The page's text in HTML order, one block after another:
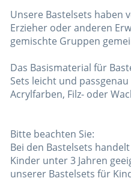
Unsere Bastelsets haben
Erzieher oder anderen
gemischte Gruppen
Das Basismaterial für
Sets leicht und
Acrylfarben, Filz- oder
Bitte beachten Sie:
Bei den Bastelsets
Kinder unter 3 Jahren
unserer Bastelsets für